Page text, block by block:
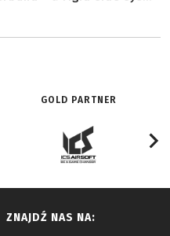
GOLD PARTNER
ZNAJDŹ NAS NA: